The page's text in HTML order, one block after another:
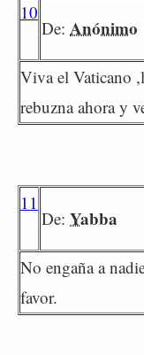
10
De: Anónimo
Viva el Vaticano
rebuzna ahora y
11
De: Yabba
No engaña a
favor.